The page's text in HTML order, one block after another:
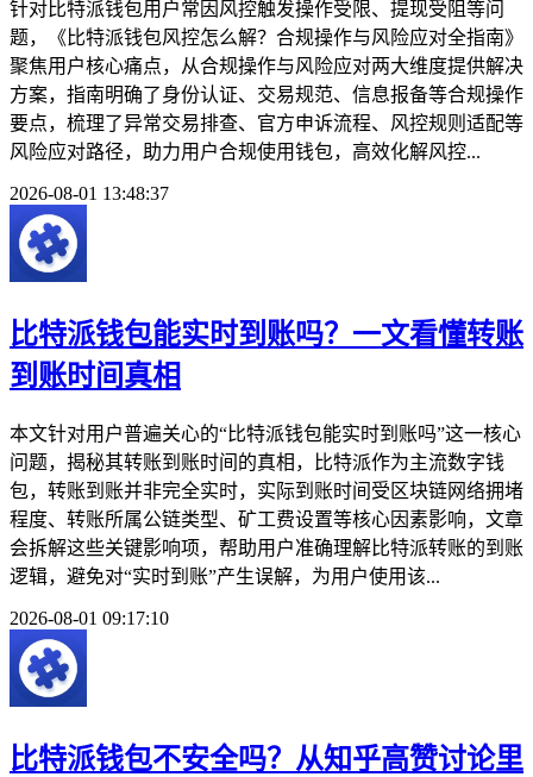
针对比特派钱包用户常因风控触发操作受限、提现受阻等问
题，《比特派钱包风控怎么解？合规操作与风险应对全指南》
聚焦用户核心痛点，从合规操作与风险应对两大维度提供解决
方案，指南明确了身份认证、交易规范、信息报备等合规操作
要点，梳理了异常交易排查、官方申诉流程、风控规则适配等
风险应对路径，助力用户合规使用钱包，高效化解风控...
2026-08-01 13:48:37
比特派钱包能实时到账吗？一文看懂转账
到账时间真相
本文针对用户普遍关心的“比特派钱包能实时到账吗”这一核心
问题，揭秘其转账到账时间的真相，比特派作为主流数字钱
包，转账到账并非完全实时，实际到账时间受区块链网络拥堵
程度、转账所属公链类型、矿工费设置等核心因素影响，文章
会拆解这些关键影响项，帮助用户准确理解比特派转账的到账
逻辑，避免对“实时到账”产生误解，为用户使用该...
2026-08-01 09:17:10
比特派钱包不安全吗？从知乎高赞讨论里